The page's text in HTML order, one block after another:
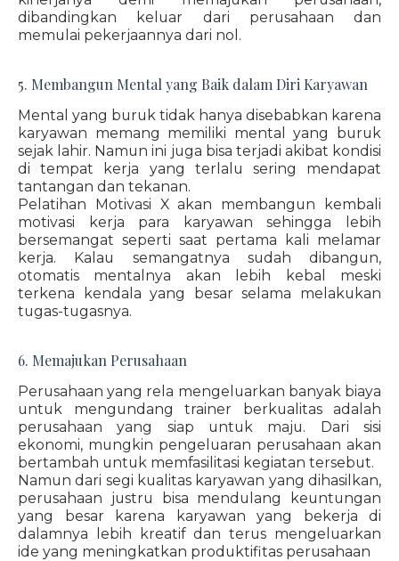
dibandingkan keluar dari perusahaan dan
memulai pekerjaannya dari nol.
5. Membangun Mental yang Baik dalam Diri Karyawan
Mental yang buruk tidak hanya disebabkan karena
karyawan memang memiliki mental yang buruk
sejak lahir. Namun ini juga bisa terjadi akibat kondisi
di tempat kerja yang terlalu sering mendapat
tantangan dan tekanan.
Pelatihan Motivasi X akan membangun kembali
motivasi kerja para karyawan sehingga lebih
bersemangat seperti saat pertama kali melamar
kerja. Kalau semangatnya sudah dibangun,
otomatis mentalnya akan lebih kebal meski
terkena kendala yang besar selama melakukan
tugas-tugasnya.
6. Memajukan Perusahaan
Perusahaan yang rela mengeluarkan banyak biaya
untuk mengundang trainer berkualitas adalah
perusahaan yang siap untuk maju. Dari sisi
ekonomi, mungkin pengeluaran perusahaan akan
bertambah untuk memfasilitasi kegiatan tersebut.
Namun dari segi kualitas karyawan yang dihasilkan,
perusahaan justru bisa mendulang keuntungan
yang besar karena karyawan yang bekerja di
dalamnya lebih kreatif dan terus mengeluarkan
ide yang meningkatkan produktifitas perusahaan